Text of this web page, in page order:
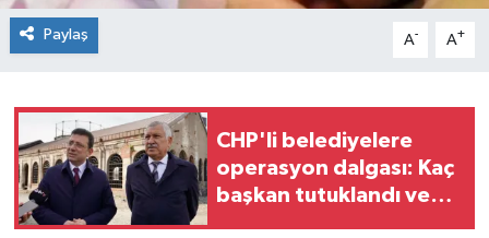
Paylaş A- A+
CHP'li belediyelere
operasyon dalgası: Kaç
başkan tutuklandı ve